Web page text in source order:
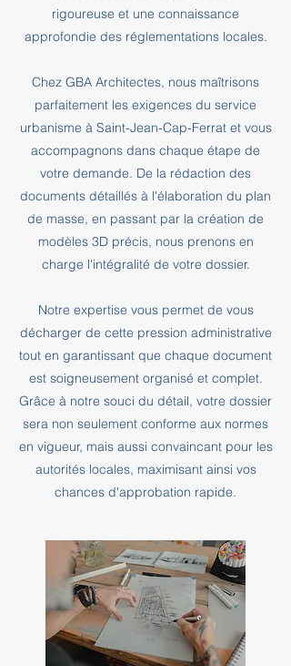
rigoureuse et une connaissance
approfondie des réglementations locales.
Chez GBA Architectes, nous maîtrisons
parfaitement les exigences du service
urbanisme à Saint-Jean-Cap-Ferrat et vous
accompagnons dans chaque étape de
votre demande. De la rédaction des
documents détaillés à l'élaboration du plan
de masse, en passant par la création de
modèles 3D précis, nous prenons en
charge l'intégralité de votre dossier.
Notre expertise vous permet de vous
décharger de cette pression administrative
tout en garantissant que chaque document
est soigneusement organisé et complet.
Grâce à notre souci du détail, votre dossier
sera non seulement conforme aux normes
en vigueur, mais aussi convaincant pour les
autorités locales, maximisant ainsi vos
chances d'approbation rapide.